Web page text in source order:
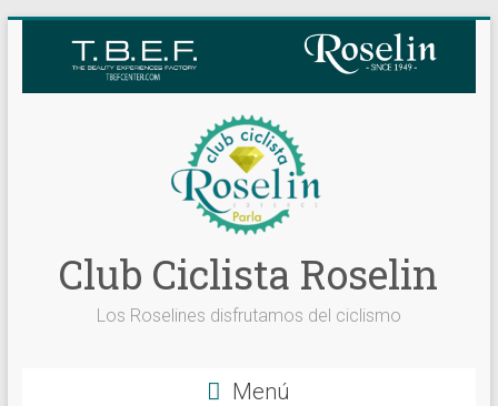
contenido
Club Ciclista Roselin
Los Roselines disfrutamos del ciclismo
Menú